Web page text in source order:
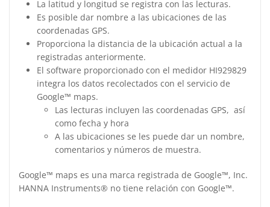
La latitud y longitud se registra con las lecturas.
Es posible dar nombre a las ubicaciones de las
coordenadas GPS.
Proporciona la distancia de la ubicación actual a la
registradas anteriormente.
El software proporcionado con el medidor HI929829
integra los datos recolectados con el servicio de
Google™ maps.
Las lecturas incluyen las coordenadas GPS, así
como fecha y hora
A las ubicaciones se les puede dar un nombre,
comentarios y números de muestra.
Google™ maps es una marca registrada de Google™, Inc.
HANNA Instruments® no tiene relación con Google™.